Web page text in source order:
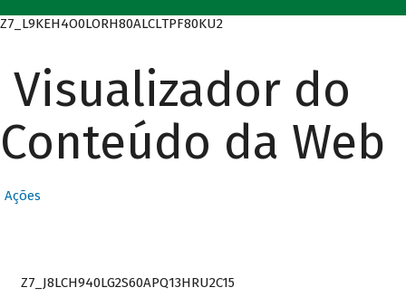
Z7_L9KEH4O0LORH80ALCLTPF80KU2
Visualizador do
Conteúdo da Web
Ações
Z7_J8LCH940LG2S60APQ13HRU2C15